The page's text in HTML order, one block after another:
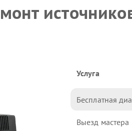
Услуга
Бесплатная
Выезд мастера